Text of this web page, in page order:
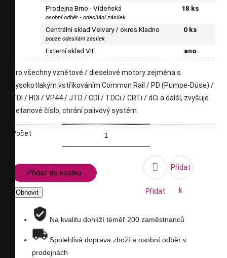
Prodejna Brno - Vídeňská
osobní odběr • odesílání zásilek
18 ks
Centrální sklad Velvary / okres Kladno
pouze odesílání zásilek
0 ks
Externí sklad VIF ano
pro všechny vznětové / dieselové motory zejména s
vysokotlakým vstřikováním Common Rail / PD (Pumpe-Düse) /
TDI / HDI / VP44 / JTD / CDI / TDCi / CRTi / dCi a další, zvyšuje
cetanové číslo, chrání palivový systém
Počet
Přidat do košíku 
Přidat
seznam
Přidat
k
Na kvalitu dohlíží téměř 200 zaměstnanců
Spolehlivá doprava zboží a osobní odběr v
prodejnách